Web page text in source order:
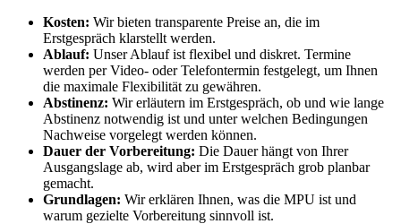
Kosten: Wir bieten transparente Preise an, die im
Erstgespräch klarstellt werden.
Ablauf: Unser Ablauf ist flexibel und diskret. Termine
werden per Video- oder Telefontermin festgelegt, um Ihnen
die maximale Flexibilität zu gewähren.
Abstinenz: Wir erläutern im Erstgespräch, ob und wie lange
Abstinenz notwendig ist und unter welchen Bedingungen
Nachweise vorgelegt werden können.
Dauer der Vorbereitung: Die Dauer hängt von Ihrer
Ausgangslage ab, wird aber im Erstgespräch grob planbar
gemacht.
Grundlagen: Wir erklären Ihnen, was die MPU ist und
warum gezielte Vorbereitung sinnvoll ist.